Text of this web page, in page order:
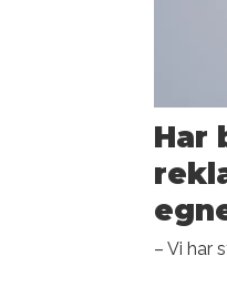
Har
– Vi har